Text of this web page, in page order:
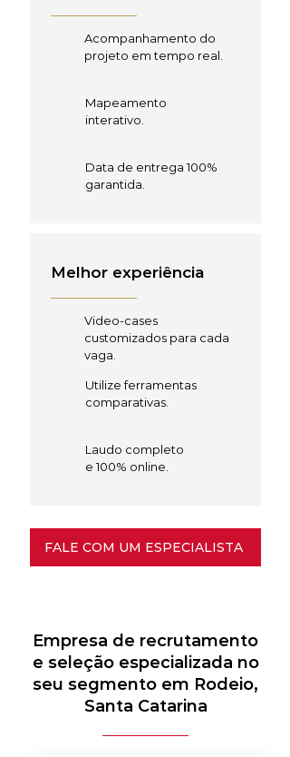
Acompanhamento do
projeto em tempo real.
Mapeamento
interativo.
Data de entrega 100%
garantida.
Melhor experiência
Video-cases
customizados para cada
vaga.
Utilize ferramentas
comparativas.
Laudo completo
e 100% online.
FALE COM UM ESPECIALISTA
Empresa de recrutamento
e seleção especializada no
seu segmento em Rodeio,
Santa Catarina